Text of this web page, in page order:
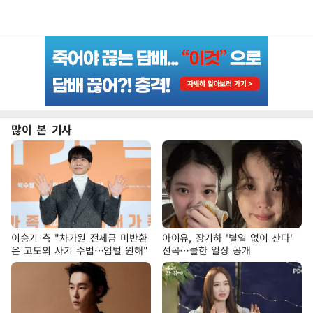
많이 본 기사
이승기 측 "차가원 전세금 미반환
은 고도의 사기 수법…엄벌 원해"
아이유, 장기하 '별일 없이 산다'
선곡…쿨한 일상 공개